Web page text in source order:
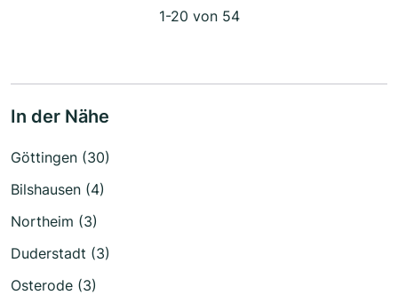
1-20 von 54
In der Nähe
Göttingen (30)
Bilshausen (4)
Northeim (3)
Duderstadt (3)
Osterode (3)